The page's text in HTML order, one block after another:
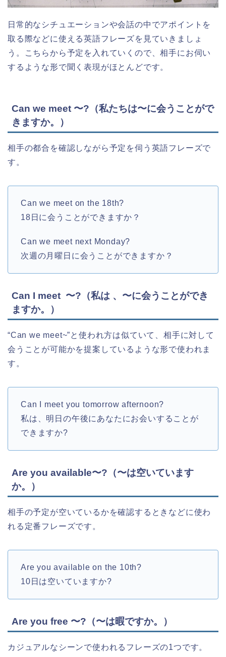
日常的なシチュエーションや会話の中でアポイントを
取る際などに使える英語フレーズを見ていきましょ
う。こちらから予定を入れていくので、相手にお伺い
するような形で聞く表現がほとんどです。
Can we meet 〜?（私たちは〜に会うことがで
きますか。）
相手の都合を確認しながら予定を伺う英語フレーズで
す。
Can we meet on the 18th?
18日に会うことができますか？
Can we meet next Monday?
次週の月曜日に会うことができますか？
Can I meet 〜?（私は 、〜に会うことができ
ますか。）
“Can we meet~”と使われ方は似ていて、相手に対して
会うことが可能かを提案しているような形で使われま
す。
Can I meet you tomorrow afternoon?
私は、明日の午後にあなたにお会いすることが
できますか?
Are you available〜?（〜は空いています
か。）
相手の予定が空いているかを確認するときなどに使わ
れる定番フレーズです。
Are you available on the 10th?
10日は空いていますか?
Are you free 〜?（〜は暇ですか。）
カジュアルなシーンで使われるフレーズの1つです。